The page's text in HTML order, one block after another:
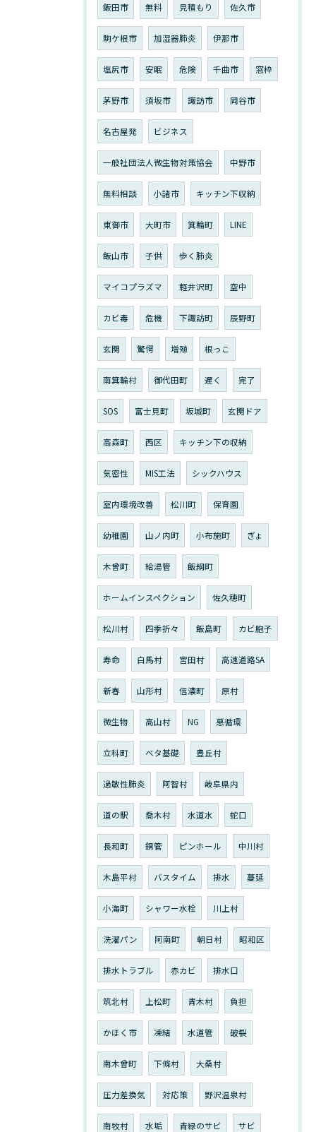
飯田市 無料 見積もり 佐久市
駒ケ根市 加湿器肺炎 伊那市
塩尻市 安眠 危険 千曲市 窓枠
茅野市 須坂市 諏訪市 岡谷市
名古屋発 ビジネス
一般社団法人微生物対策協会 中野市
無料相談 小諸市 キッチン下収納
東御市 大町市 箕輪町 LINE
飯山市 子供 歩く肺炎
マイコプラズマ 軽井沢町 空中
カビ毒 危機 下諏訪町 辰野町
玄関 驚愕 増殖 根っこ
南箕輪村 御代田町 遅く 完了
SOS 富士見町 坂城町 玄関ドア
高森町 西区 キッチン下の収納
気密性 MIS工法 シックハウス
室内環境改善 松川町 保育園
幼稚園 山ノ内町 小布施町 ぎょ
木曾町 給湯管 飯綱町
ホームインスペクション 佐久穂町
松川村 四季折々 飯島町 カビ胞子
寿命 白馬村 宮田村 高速道路SA
新春 山形村 信濃町 原村
微生物 高山村 NG 悪循環
立科町 ベタ基礎 豊丘村
過敏性肺炎 阿智村 岐阜県内
道の駅 喬木村 水道水 蛇口
長和町 銅管 ピンホール 中川村
木島平村 バスタイム 排水 蔓延
小海町 シャワー水栓 川上村
洗濯パン 阿南町 朝日村 昭和区
排水トラブル 赤カビ 排水口
筑北村 上松町 青木村 負担
かほく市 凍結 水道管 破裂
南木曾町 下條村 大桑村
圧力差換気 対応策 野沢温泉村
南牧村 水垢 青緑のサビ サビ